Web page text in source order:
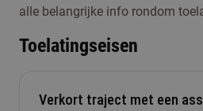
alle belangrijke info rondom
Toelatingseisen
Verkort traject met een